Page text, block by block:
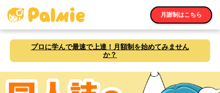
月謝制はこちら
プロに学んで最速で上達！月額制を始めてみません
か？